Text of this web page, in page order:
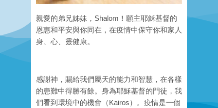
親愛的弟兄姊妹，Shalom！願主耶穌基督的
恩惠和平安與你同在，在疫情中保守你和家人
身、心、靈健康。
感謝神，賜給我們屬天的能力和智慧，在各樣
的患難中得勝有餘。身為耶穌基督的門徒，我
們看到環境中的機會（Kairos）。疫情是一個